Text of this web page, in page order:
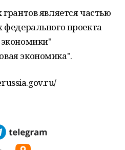
является частью
проекта
экономика".